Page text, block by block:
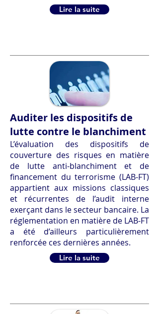
Lire la suite
Auditer les dispositifs de
lutte contre le blanchiment
L’évaluation des dispositifs de
couverture des risques en matière
de lutte anti-blanchiment et de
financement du terrorisme (LAB-FT)
appartient aux missions classiques
et récurrentes de l’audit interne
exerçant dans le secteur bancaire. La
réglementation en matière de LAB-FT
a été d’ailleurs particulièrement
renforcée ces dernières années.
Lire la suite